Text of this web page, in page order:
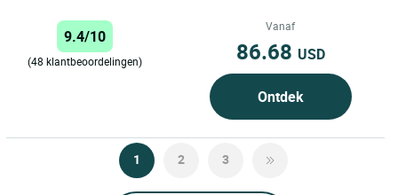
9.4/10
(48 klantbeoordelingen)
Vanaf
86.68 USD
Ontdek
1 2 3